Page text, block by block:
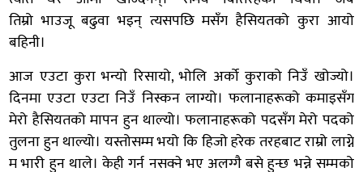
तिम्रो भाउजू बढुवा भइन् त्यसपछि मसँग हैसियतको कुरा आयो
बहिनी।
आज एउटा कुरा भन्यो रिसायो, भोलि अर्को कुराको निउँ खोज्यो।
दिनमा एउटा एउटा निउँ निस्कन लाग्यो। फलानाहरूको कमाइसँग
मेरो हैसियतको मापन हुन थाल्यो। फलानाहरूको पदसँग मेरो पदको
तुलना हुन थाल्यो। यस्तोसम्म भयो कि हिजो हरेक तरहबाट राम्रो लाग्ने
म भारी हुन थाले। केही गर्न नसक्ने भए अलग्गै बसे हुन्छ भन्ने सम्मको